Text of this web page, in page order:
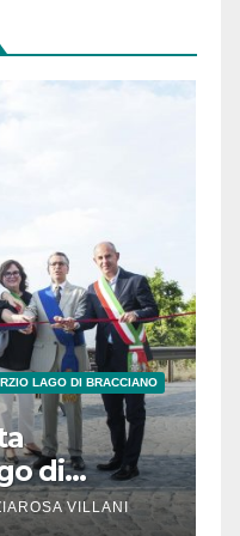
LAGO DI BRACCIANO
di
VILLANI